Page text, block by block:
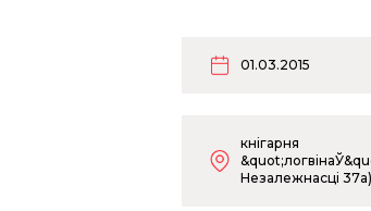
01.03.2015
кнігарня
Незалежнасці 37а)